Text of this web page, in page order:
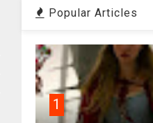
Popular Articles
1